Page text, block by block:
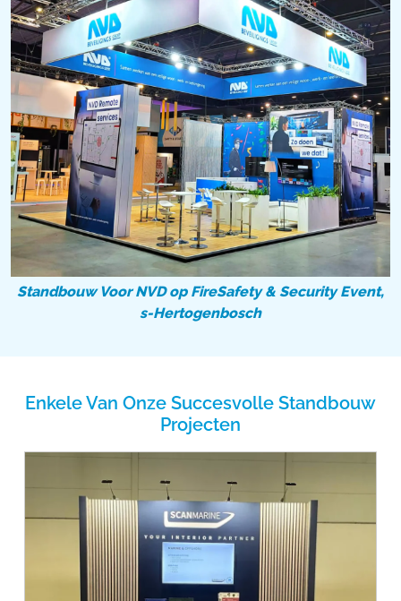
Standbouw Voor NVD op FireSafety & Security Event,
s-Hertogenbosch
Enkele Van Onze Succesvolle Standbouw
Projecten